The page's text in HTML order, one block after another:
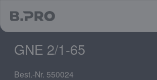
GNE 2/1-65
Best.-Nr. 550024